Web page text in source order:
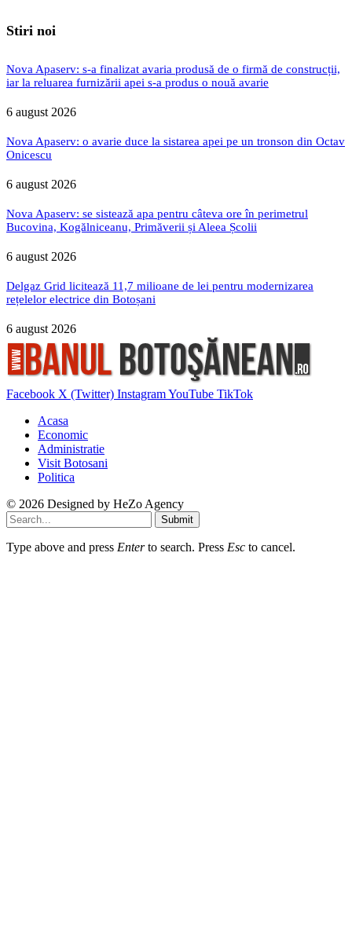
Stiri noi
Nova Apaserv: s-a finalizat avaria produsă de o firmă de construcții,
iar la reluarea furnizării apei s-a produs o nouă avarie
6 august 2026
Nova Apaserv: o avarie duce la sistarea apei pe un tronson din Octav
Onicescu
6 august 2026
Nova Apaserv: se sistează apa pentru câteva ore în perimetrul
Bucovina, Kogălniceanu, Primăverii și Aleea Școlii
6 august 2026
Delgaz Grid licitează 11,7 milioane de lei pentru modernizarea
rețelelor electrice din Botoșani
6 august 2026
Facebook X (Twitter) InstagramYouTube TikTok
Acasa
Economic
Administratie
Visit Botosani
Politica
© 2026 Designed by HeZo Agency
Submit
Type above and press Enterto search. Press Esc to cancel.